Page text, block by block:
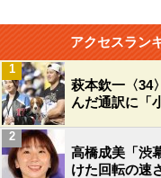
アクセスラン
萩本欽一〈34
んだ通訳に「
1
高橋成美「渋
けた回転の速
2